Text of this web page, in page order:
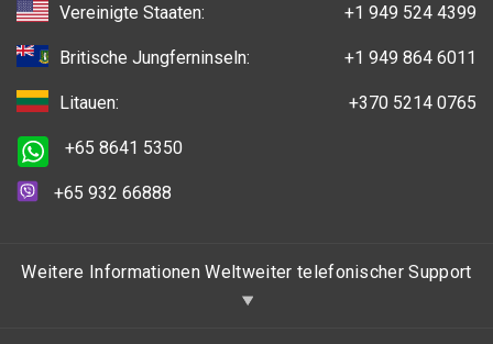
Vereinigte Staaten: +1 949 524 4399
Britische Jungferninseln: +1 949 864 6011
Litauen: +370 5214 0765
+65 8641 5350
+65 932 66888
Weitere Informationen Weltweiter telefonischer Support